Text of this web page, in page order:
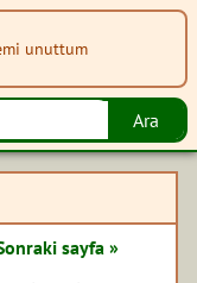
unuttum
sayfa »